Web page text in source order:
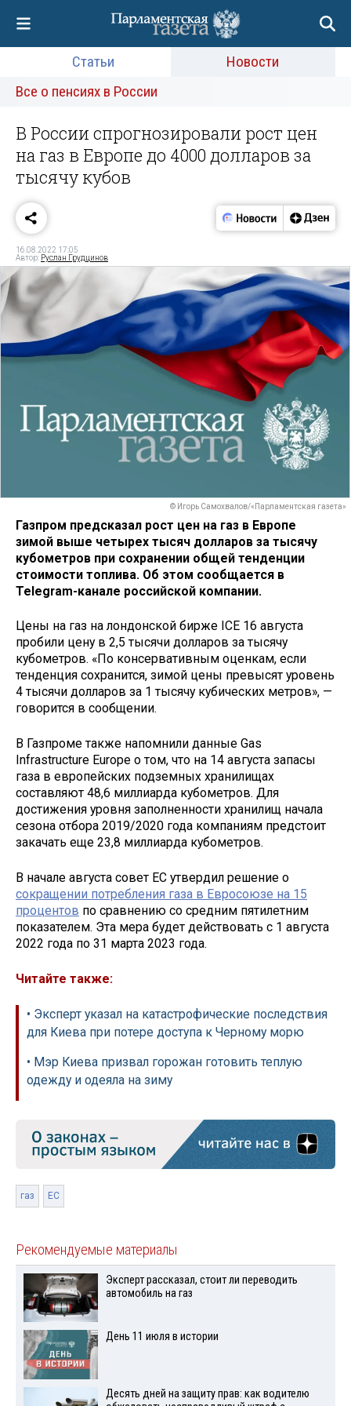
Статьи
Новости
Все о пенсиях в России
В России спрогнозировали рост цен
на газ в Европе до 4000 долларов за
тысячу кубов
16.08.2022 17:05
Автор: Руслан Грудцинов
© Игорь Самохвалов/«Парламентская газета»
Газпром предсказал рост цен на газ в Европе
зимой выше четырех тысяч долларов за тысячу
кубометров при сохранении общей тенденции
стоимости топлива. Об этом сообщается в
Telegram-канале российской компании.
Цены на газ на лондонской бирже ICE 16 августа
пробили цену в 2,5 тысячи долларов за тысячу
кубометров. «По консервативным оценкам, если
тенденция сохранится, зимой цены превысят уровень
4 тысячи долларов за 1 тысячу кубических метров», —
говорится в сообщении.
В Газпроме также напомнили данные Gas
Infrastructure Europe о том, что на 14 августа запасы
газа в европейских подземных хранилищах
составляют 48,6 миллиарда кубометров. Для
достижения уровня заполненности хранилищ начала
сезона отбора 2019/2020 года компаниям предстоит
закачать еще 23,8 миллиарда кубометров.
В начале августа совет ЕС утвердил решение о
сокращении потребления газа в Евросоюзе на 15
процентов по сравнению со средним пятилетним
показателем. Эта мера будет действовать с 1 августа
2022 года по 31 марта 2023 года.
Читайте также:
• Эксперт указал на катастрофические последствия
для Киева при потере доступа к Черному морю
• Мэр Киева призвал горожан готовить теплую
одежду и одеяла на зиму
газ ЕС
Рекомендуемые материалы
Эксперт рассказал, стоит ли переводить
автомобиль на газ
День 11 июля в истории
Десять дней на защиту прав: как водителю